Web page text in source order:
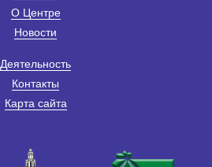
О Центре
Новости
Деятельность
Контакты
Карта сайта